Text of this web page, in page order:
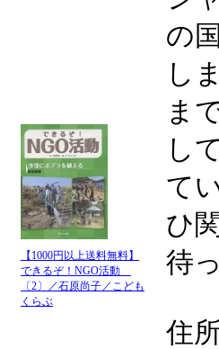
【1000円以上送料無料】
できるぞ！NGO活動
〔2〕／石原尚子／こども
くらぶ
の
し
ま
し
て
ひ
待
住